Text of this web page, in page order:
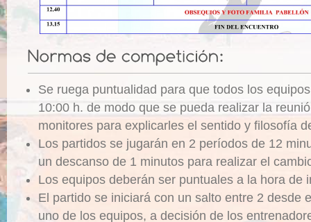
Se ruega puntualidad para que todos los
10:00 h. de modo que se pueda realizar la
monitores para explicarles el sentido y filosofía
Los partidos se jugarán en 2 períodos de 12
un descanso de 1 minutos para realizar el
Los equipos deberán ser puntuales a la hora de
El partido se iniciará con un salto entre 2 desde
uno de los equipos, a decisión de los